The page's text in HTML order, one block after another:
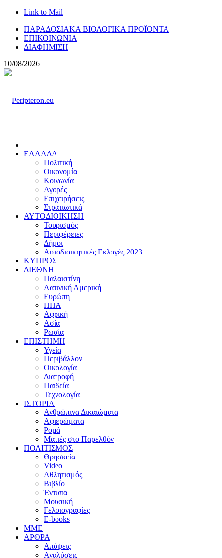
Link to Mail
ΠΑΡΑΔΟΣΙΑΚΑ ΒΙΟΛΟΓΙΚΑ ΠΡΟΪΟΝΤΑ
ΕΠΙΚΟΙΝΩΝΙΑ
ΔΙΑΦΗΜΙΣΗ
10/08/2026
ΕΛΛΑΔΑ
Πολιτική
Οικονομία
Κοινωνία
Αγορές
Επιχειρήσεις
Στρατιωτικά
ΑΥΤΟΔΙΟΙΚΗΣΗ
Τουρισμός
Περιφέρειες
Δήμοι
Αυτοδιοικητικές Εκλογές 2023
ΚΥΠΡΟΣ
ΔΙΕΘΝΗ
Παλαιστίνη
Λατινική Αμερική
Ευρώπη
ΗΠΑ
Αφρική
Ασία
Ρωσία
ΕΠΙΣΤΗΜΗ
Υγεία
Περιβάλλον
Οικολογία
Διατροφή
Παιδεία
Τεχνολογία
ΙΣΤΟΡΙΑ
Ανθρώπινα Δικαιώματα
Αφιερώματα
Ρομά
Ματιές στο Παρελθόν
ΠΟΛΙΤΙΣΜΟΣ
Θρησκεία
Video
Αθλητισμός
Βιβλίο
Έντυπα
Μουσική
Γελοιογραφίες
E-books
MME
ΑΡΘΡΑ
Απόψεις
Αναλύσεις